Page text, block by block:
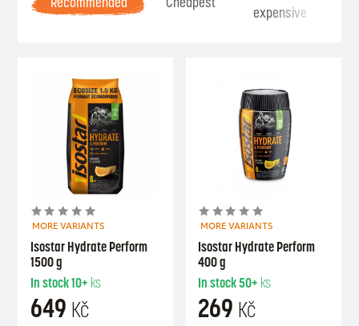
expensive
MORE VARIANTS
Isostar Hydrate Perform
1500 g
In stock10+ ks
649 Kč
MORE VARIANTS
Isostar Hydrate Perform
400 g
In stock50+ ks
269 Kč